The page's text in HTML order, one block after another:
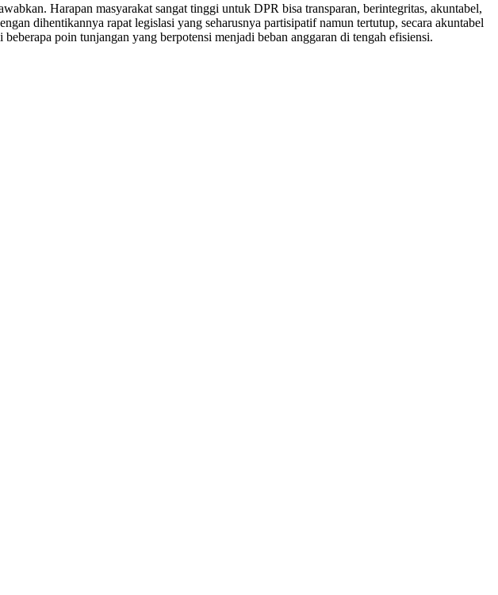
Harapan masyarakat sangat tinggi untuk DPR bisa transparan, berintegritas, akuntabel,
dihentikannya rapat legislasi yang seharusnya partisipatif namun tertutup, secara akuntabel
poin tunjangan yang berpotensi menjadi beban anggaran di tengah efisiensi.